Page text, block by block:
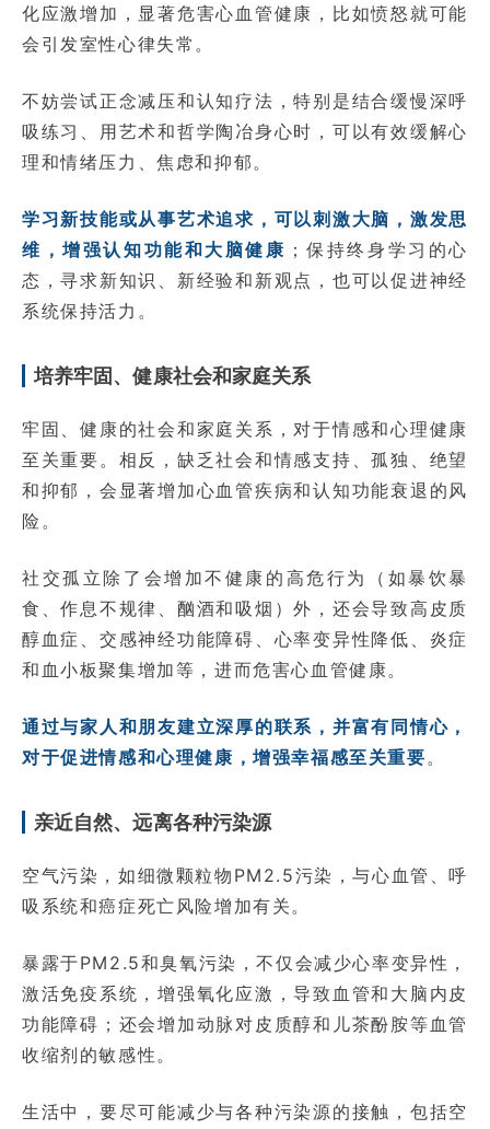
化应激增加，显著危害心血管健康，比如愤怒就可能
会引发室性心律失常。
不妨尝试正念减压和认知疗法，特别是结合缓慢深呼
吸练习、用艺术和哲学陶冶身心时，可以有效缓解心
理和情绪压力、焦虑和抑郁。
学习新技能或从事艺术追求，可以刺激大脑，激发思
维，增强认知功能和大脑健康 ；保持终身学习的心
态，寻求新知识、新经验和新观点，也可以促进神经
系统保持活力。
培养牢固、健康社会和家庭关系
牢固、健康的社会和家庭关系，对于情感和心理健康
至关重要。相反，缺乏社会和情感支持、孤独、绝望
和抑郁，会显著增加心血管疾病和认知功能衰退的风
险。
社交孤立除了会增加不健康的高危行为（如暴饮暴
食、作息不规律、酗酒和吸烟）外，还会导致高皮质
醇血症、交感神经功能障碍、心率变异性降低、炎症
和血小板聚集增加等，进而危害心血管健康。
通过与家人和朋友建立深厚的联系，并富有同情心，
对于促进情感和心理健康，增强幸福感至关重要 。
亲近自然、远离各种污染源
空气污染，如细微颗粒物PM2.5污染，与心血管、呼
吸系统和癌症死亡风险增加有关。
暴露于PM2.5和臭氧污染，不仅会减少心率变异性，
激活免疫系统，增强氧化应激，导致血管和大脑内皮
功能障碍；还会增加动脉对皮质醇和儿茶酚胺等血管
收缩剂的敏感性。
生活中，要尽可能减少与各种污染源的接触，包括空